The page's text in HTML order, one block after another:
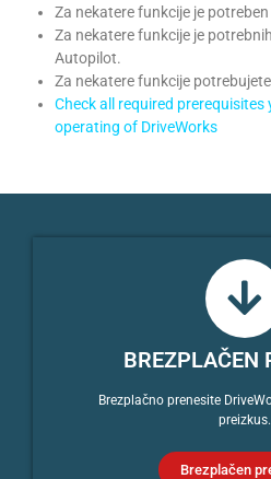
Za nekatere funkcije je
Za nekatere funkcije je
Autopilot.
Za nekatere funkcije
Check all required prerequisites
operating of DriveWorks
BREZPLAČEN
Brezplačno prenesite
preizkus.
Brezplačen